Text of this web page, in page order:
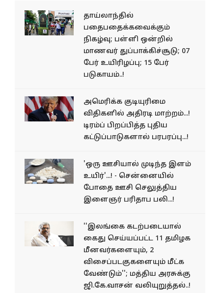
தாய்லாந்தில்
பதைபதைக்கவைக்கும்
நிகழ்வு; பள்ளி ஒன்றில்
மாணவர் துப்பாக்கிச்சூடு; 07
பேர் உயிரிழப்பு; 15 பேர்
படுகாயம்..!
அமெரிக்க குடியுரிமை
விதிகளில் அதிரடி மாற்றம்...!
டிரம்ப் பிறப்பித்த புதிய
கட்டுப்பாடுகளால் பரபரப்பு...!
'ஒரு ஊசியால் முடிந்த இளம்
உயிர்'...! - சென்னையில்
போதை ஊசி செலுத்திய
இளைஞர் பரிதாப பலி...!
''இலங்கை கடற்படையால்
கைது செய்யப்பட்ட 11 தமிழக
மீனவர்களையும், 2
விசைப்படகுகளையும் மீட்க
வேண்டும்''; மத்திய அரசுக்கு
ஜி.கே.வாசன் வலியுறுத்தல்..!